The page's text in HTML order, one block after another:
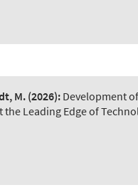
M. (2026): Development
Leading Edge of